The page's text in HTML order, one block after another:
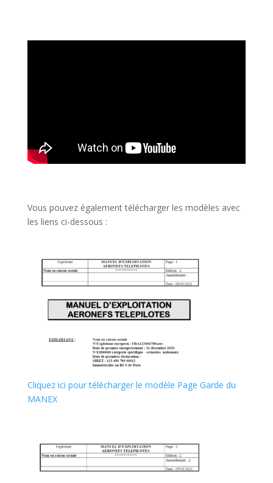
Vous pouvez également télécharger les modèles avec
les liens ci-dessous :
Cliquez ici pour télécharger le modèle Page Garde du
MANEX